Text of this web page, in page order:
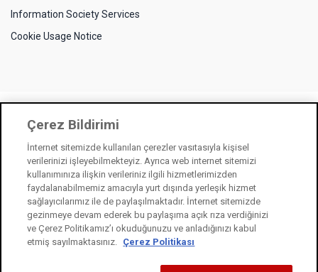
Information Society Services
Cookie Usage Notice
Çerez Bildirimi
İnternet sitemizde kullanılan çerezler vasıtasıyla kişisel
verilerinizi işleyebilmekteyiz. Ayrıca web internet sitemizi
kullanımınıza ilişkin verileriniz ilgili hizmetlerimizden
faydalanabilmemiz amacıyla yurt dışında yerleşik hizmet
sağlayıcılarımız ile de paylaşılmaktadır. İnternet sitemizde
gezinmeye devam ederek bu paylaşıma açık rıza verdiğinizi
ve Çerez Politikamız’ı okuduğunuzu ve anladığınızı kabul
etmiş sayılmaktasınız. Çerez Politikası